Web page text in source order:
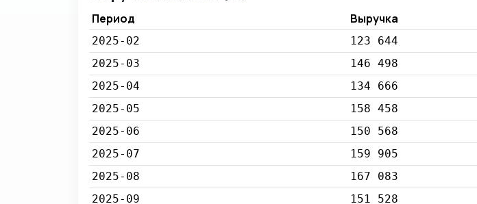
Период Выручка
2025-02 123 644
2025-03
146 498
2025-04
134 666
2025-05
158 458
2025-06
150 568
2025-07
159 905
2025-08
167 083
2025-09
151 528